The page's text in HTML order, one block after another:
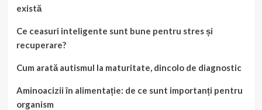
există
Ce ceasuri inteligente sunt bune pentru stres și
recuperare?
Cum arată autismul la maturitate, dincolo de diagnostic
Aminoacizii în alimentație: de ce sunt importanți pentru
organism